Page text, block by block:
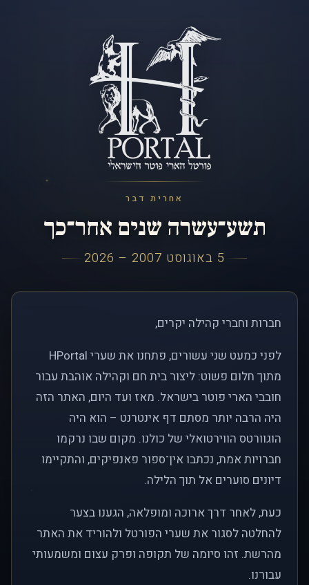
אחרית דבר
תשע־עשרה שנים אחר־כך
5 באוגוסט 2007 – 2026
חברות וחברי קהילה יקרים,
לפני כמעט שני עשורים, פתחנו את שערי HPortal
מתוך חלום פשוט: ליצור בית חם וקהילה אוהבת עבור
חובבי הארי פוטר בישראל. מאז ועד היום, האתר הזה
היה הרבה יותר מסתם דף אינטרנט – הוא היה
הוגוורטס הווירטואלי של כולנו. מקום שבו נרקמו
חברויות אמת, נכתבו אין־ספור פאנפיקים, והתקיימו
דיונים סוערים אל תוך הלילה.
כעת, לאחר דרך ארוכה ומופלאה, הגענו בצער
להחלטה לסגור את שערי הפורטל ולהוריד את האתר
מהרשת. זהו סיומה של תקופה ופרק עצום ומשמעותי
עבורנו.